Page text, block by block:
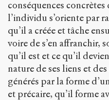
conséquences concrètes
l’individu s’oriente par
qu’il a créée et tâche
voire de s’en affranchir,
qu’il est et ce qu’il
nature de ses liens et
générés par la forme
et précaire, qu’il forme